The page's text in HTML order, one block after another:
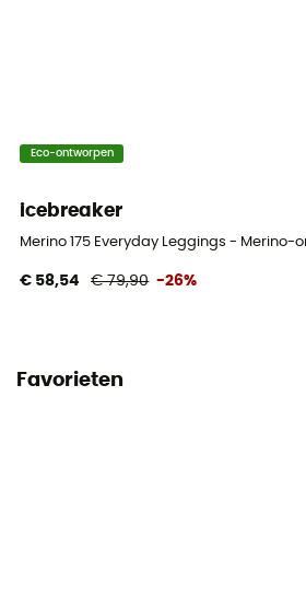
Eco-ontworpen
icebreaker
Merino 175 Everyday Leggings - Merino-
€ 58,54 € 79,90 -26%
Favorieten